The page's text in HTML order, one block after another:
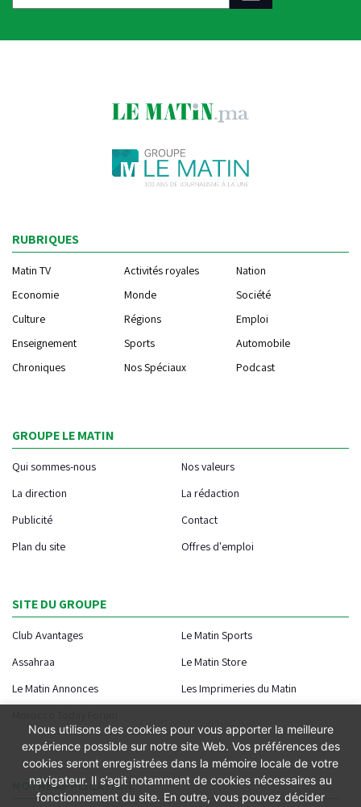
RUBRIQUES
Matin TV Activités royales
Nation
Economie
Monde
Société
Culture
Régions
Emploi
Enseignement
Sports
Automobile
Chroniques
Nos Spéciaux Podcast
GROUPE LE MATIN
Qui sommes-nous
Nos valeurs
La direction
La rédaction
Publicité
Contact
Plan du site
Offres d'emploi
SITE DU GROUPE
Club Avantages
Le Matin Sports
Assahraa
Le Matin Store
Le Matin Annonces
Les Imprimeries du Matin
NOTRE APPLICATION
Nous utilisons des cookies pour vous apporter la meilleure
expérience possible sur notre site Web. Vos préférences des
cookies seront enregistrées dans la mémoire locale de votre
navigateur. Il s’agit notamment de cookies nécessaires au
fonctionnement du site. En outre, vous pouvez décider